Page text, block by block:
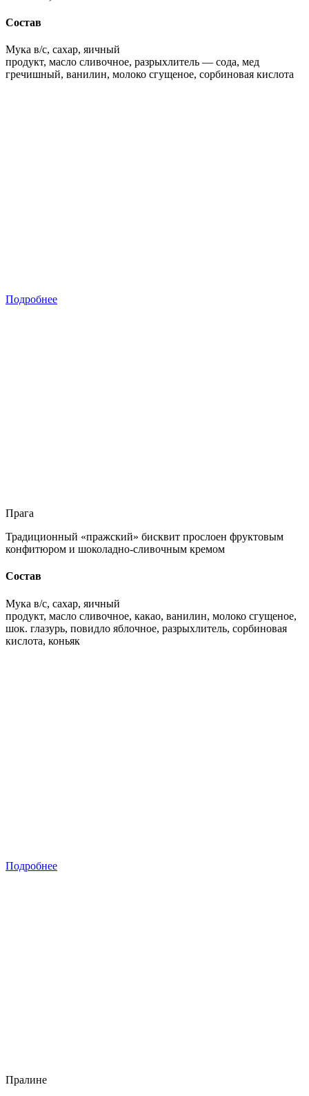
Состав
Мука в/с, сахар, яичный
продукт, масло сливочное, разрыхлитель — сода, мед
гречишный, ванилин, молоко сгущеное, сорбиновая кислота
Подробнее
Прага
Традиционный «пражский» бисквит прослоен фруктовым
конфитюром и шоколадно-сливочным кремом
Состав
Мука в/с, сахар, яичный
продукт, масло сливочное, какао, ванилин, молоко сгущеное,
шок. глазурь, повидло яблочное, разрыхлитель, сорбиновая
кислота, коньяк
Подробнее
Пралине